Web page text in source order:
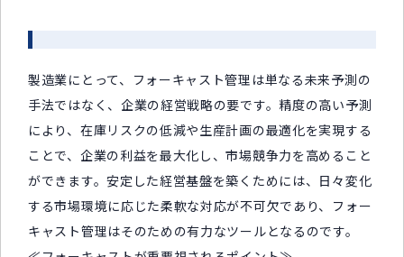
製造業にとって、フォーキャスト管理は単なる未来予測の
手法ではなく、企業の経営戦略の要です。精度の高い予測
により、在庫リスクの低減や生産計画の最適化を実現する
ことで、企業の利益を最大化し、市場競争力を高めること
ができます。安定した経営基盤を築くためには、日々変化
する市場環境に応じた柔軟な対応が不可欠であり、フォー
キャスト管理はそのための有力なツールとなるのです。